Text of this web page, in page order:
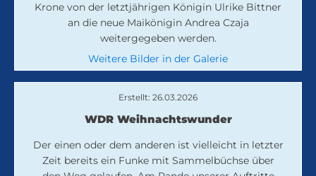
Krone von der letztjährigen Königin Ulrike Bittner
an die neue Maikönigin Andrea Czaja
weitergegeben werden.
Weitere Bilder in der Galerie
Erstellt: 26.03.2026
WDR Weihnachtswunder
Der einen oder dem anderen ist vielleicht in letzter
Zeit bereits ein Funke mit Sammelbüchse über